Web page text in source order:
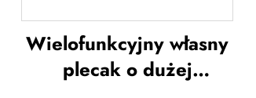
Wielofunkcyjny własny
plecak o dużej